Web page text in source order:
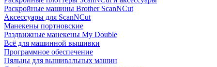
Раскройные машины Brother ScanNCut
Аксессуары для ScanNCut
Манекены портновские
Раздвижные манекены My Double
Всё для машинной вышивки
Программное обеспечение
Пяльцы для вышивальных машин